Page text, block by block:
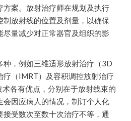
方案。放射治疗师在规划及执行
放射线的位置及剂量，以确保
尽量减少对正常器官及组织的影
种，例如三维适形放射治疗（3D
疗（IMRT）及容积调控放射治疗
术各有优点，分别在于放射线束的
会因应病人的情况，制订个人化
受数次至数十次治疗不等，通